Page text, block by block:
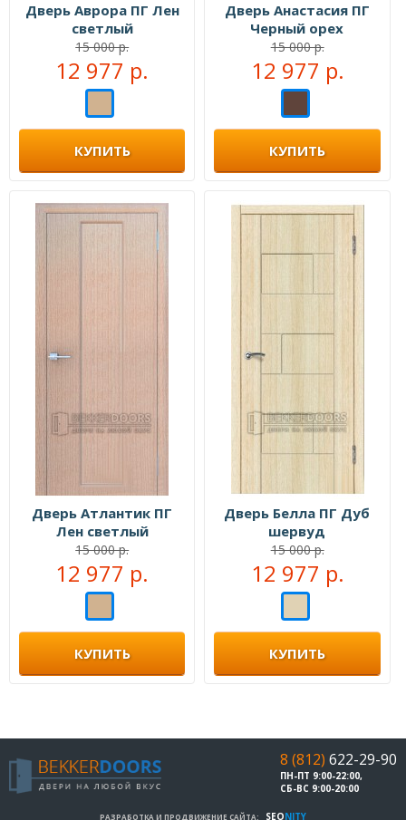
Дверь Аврора ПГ Лен
светлый
15 000 р.
12 977 р.
КУПИТЬ
Дверь Анастасия ПГ
Черный орех
15 000 р.
12 977 р.
КУПИТЬ
Дверь Атлантик ПГ
Лен светлый
15 000 р.
12 977 р.
КУПИТЬ
Дверь Белла ПГ Дуб
шервуд
15 000 р.
12 977 р.
КУПИТЬ
8 (812) 622-29-90
ПН-ПТ 9:00-22:00,
СБ-ВС 9:00-20:00
РАЗРАБОТКА И ПРОДВИЖЕНИЕ САЙТА: SEONITY